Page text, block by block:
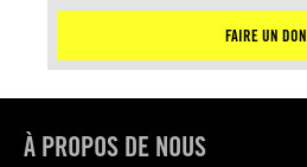
FAIRE UN DON
À PROPOS DE NOUS